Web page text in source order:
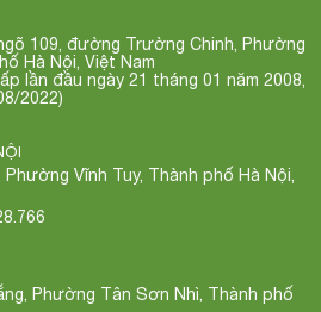
109, đường Trường Chinh, Phường
Hà Nội, Việt Nam
lần đầu ngày 21 tháng 01 năm 2008,
2022)
Phường Vĩnh Tuy, Thành phố Hà Nội,
Phường Tân Sơn Nhì, Thành phố